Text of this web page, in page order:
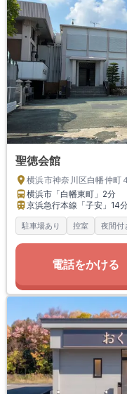
聖徳会館
横浜市神奈川区白幡仲町
横浜市「白幡東町」 2分
京浜急行本線「子安」 14
駐車場あり 控室 夜間付
電話をかける